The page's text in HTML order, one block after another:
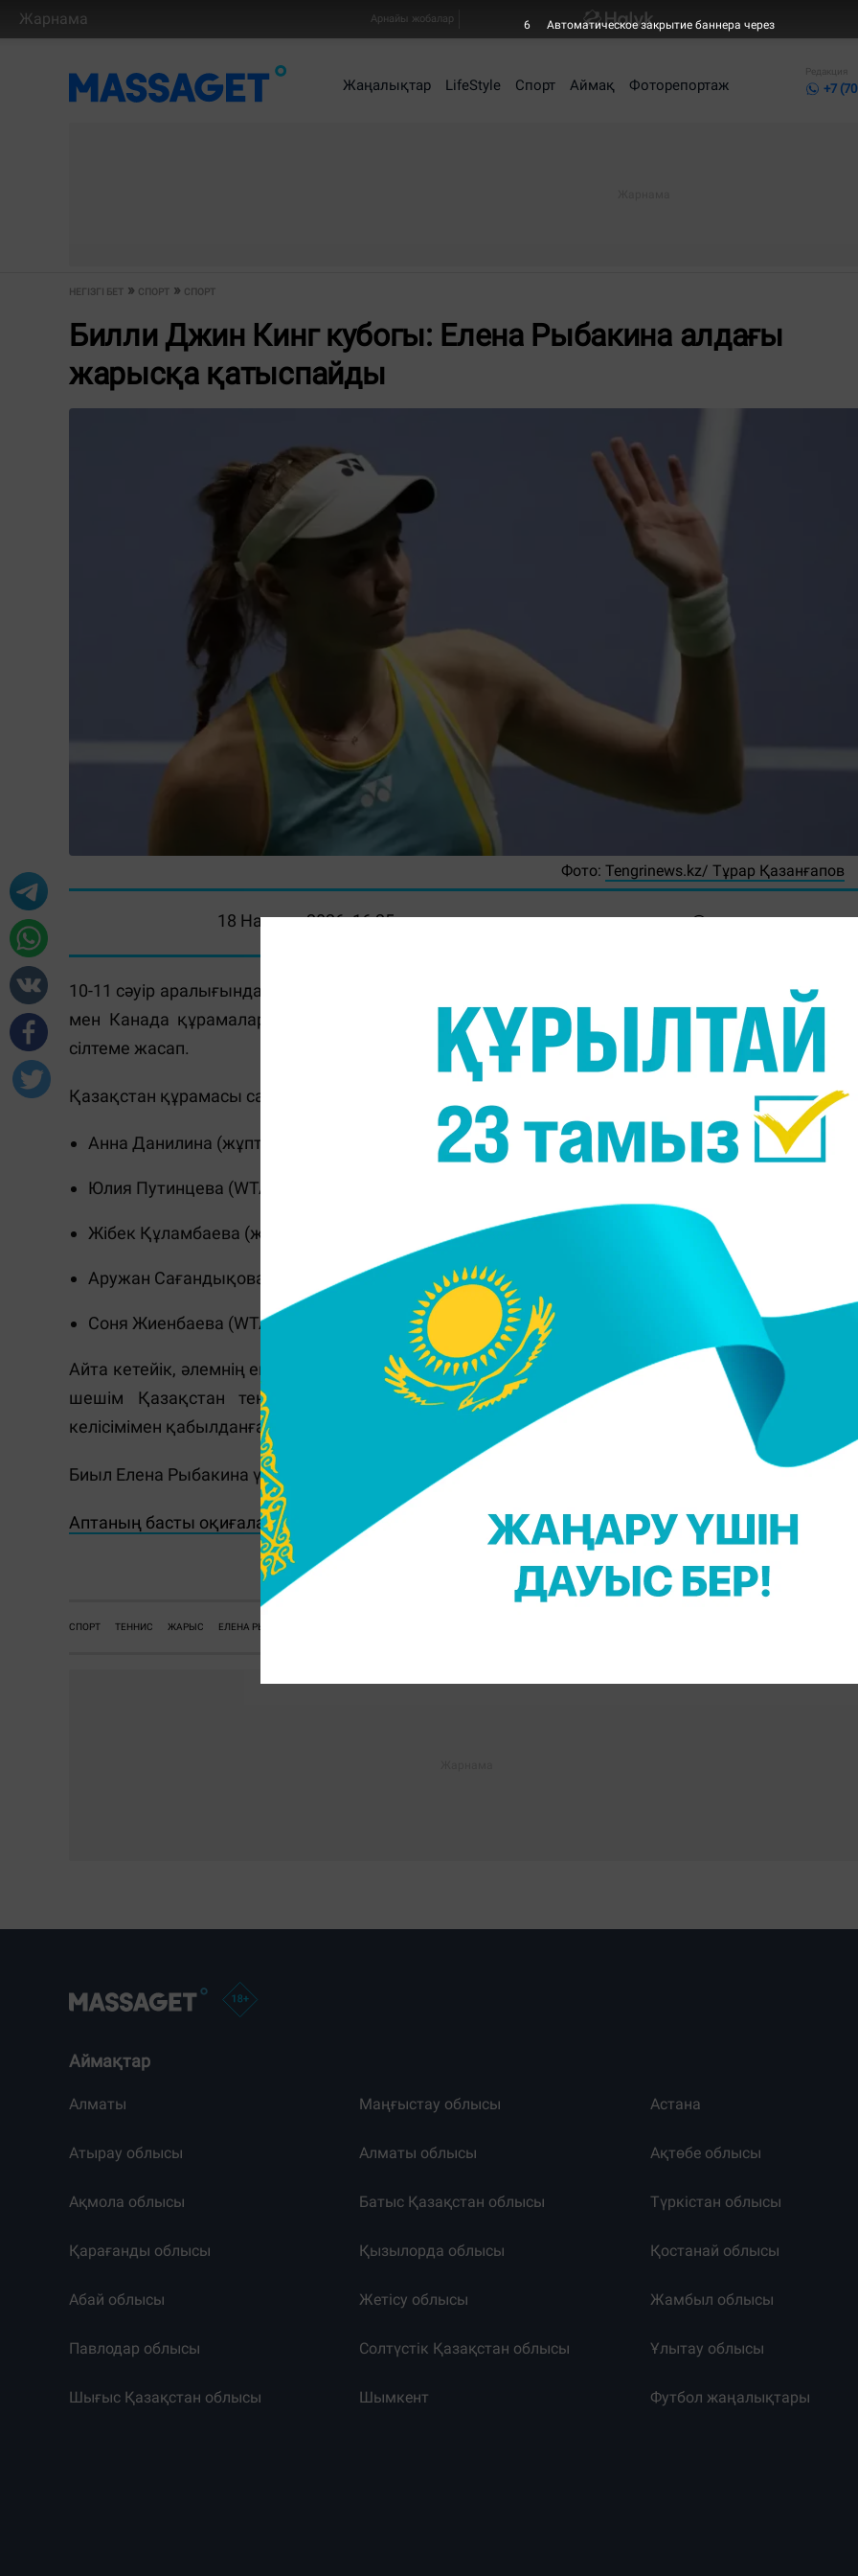
Жарнама Арнайы жобалар
Жаңалықтар LifeStyle Спорт Аймақ Фоторепортаж
Редакция
+7
НЕГІЗГІ БЕТ СПОРТ СПОРТ
Билли Джин Кинг кубогы: Елена Рыбакина алдағы
жарысқа қатыспайды
Фото: Tengrinews.kz/ Тұрар Қазанғапов
18 Наурыз 2026, 16:25
10-11 сәуір аралығында Астанада Билли Джин Кинг кубогының іріктеу кезеңі аясында
мен Канада құрамалары арасында матч өтеді, - деп хабарлайды
Massaget.kzтілшісі ҚТФ-
сілтеме жасап.
Қазақстан құрамасы сапында кортқа шығатын спортшылар:
Анна Данилина (жұптық сында WTA рейтингінде №6);
Юлия Путинцева (WTA рейтингінде №76);
Жібек Құламбаева (жұптық сында WTA рейтингінде №178);
Аружан Сағандықова (WTA рейтингінде №871);
Соня Жиенбаева (WTA рейтингінде №1018).
Айта кетейік, әлемнің екінші ракеткасы Елена Рыбакина алдағы кездесуге қатыспайды.
шешім Қазақстан теннис федерациясы мен спортшының жаттықтырушылар
келісімімен қабылданған.
Биыл Елена Рыбакина үшін басты мақсат - әлемдік рейтингте көшбасшы болу үшін күресу.
Аптаның басты оқиғалары мен пайдалы видеоларды көру үшін YouTube арнамызға жазылыңыз
Ж. Қадыржанова
СПОРТ ТЕННИС ЖАРЫС ЕЛЕНА РЫБАКИНА
Аймақтар
Алматы Маңғыстау облысы Астана
Атырау облысы Алматы облысы Ақтөбе облысы
Ақмола облысы Батыс Қазақстан облысы Түркістан облысы
Қарағанды облысы Қызылорда облысы Қостанай облысы
Абай облысы Жетісу облысы Жамбыл облысы
Павлодар облысы Солтүстік Қазақстан облысы Ұлытау облысы
Шығыс Қазақстан облысы Шымкент Футбол жаңалықтары
6 Автоматическое закрытие баннера через